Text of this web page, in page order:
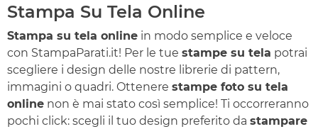
Stampa Su Tela Online
Stampa su tela online in modo semplice e veloce
con StampaParati.it! Per le tue stampe su tela potrai
scegliere i design delle nostre librerie di pattern,
immagini o quadri. Ottenere stampe foto su tela
online non è mai stato così semplice! Ti occorreranno
pochi click: scegli il tuo design preferito da stampare